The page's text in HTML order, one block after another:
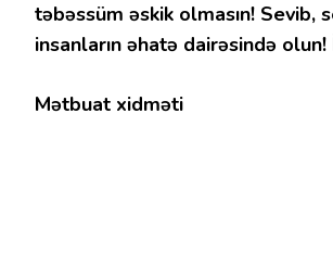
təbəssüm əskik olmasın! Sevib,
insanların əhatə dairəsində
Mətbuat xidməti